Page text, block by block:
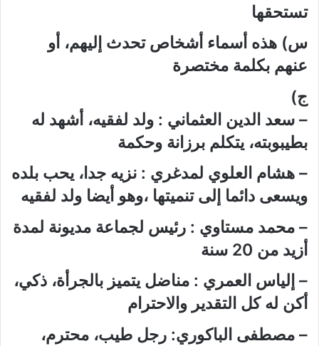
تستحقها
س) هذه أسماء أشخاص تحدث إليهم، أو
عنهم بكلمة مختصرة
ج)
– سعد الدين العثماني : ولد لفقيه، أشهد له
بطيبوبته، يتكلم برزانة وحكمة
– هشام العلوي لمدغري : نزيه جدا، يحب بلده
ويسعى دائما إلى تنميتها ،وهو أيضا ولد لفقيه
– محمد مستاوي : رئيس لجماعة مديونة لمدة
أزيد من 20 سنة
– إلياس العمري : مناضل يتميز بالجرأة، ذكي،
أكن له كل التقدير والاحترام
– مصطفى الباكوري: رجل طيب، محترم،